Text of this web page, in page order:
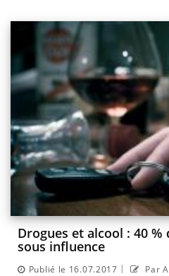
Drogues et alcool : 40
sous influence
Publié le 16.07.2017 | Par